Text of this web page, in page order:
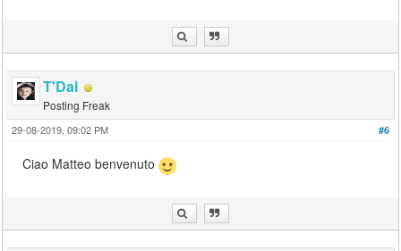
T'Dal
Posting Freak
#6
29-08-2019, 09:02 PM
Ciao Matteo benvenuto